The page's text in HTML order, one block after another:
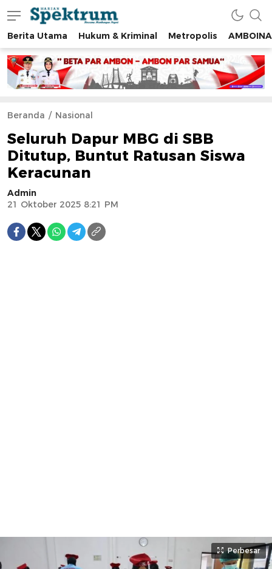
spektrumonline.com
Berita Utama Hukum & Kriminal Metropolis AMBOINA
Beranda Nasional
Seluruh Dapur MBG di SBB
Ditutup, Buntut Ratusan Siswa
Keracunan
Admin
21 Oktober 2025 8:21 PM
Perbesar